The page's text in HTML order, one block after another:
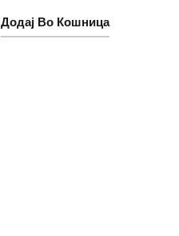
Додај Во Кошница